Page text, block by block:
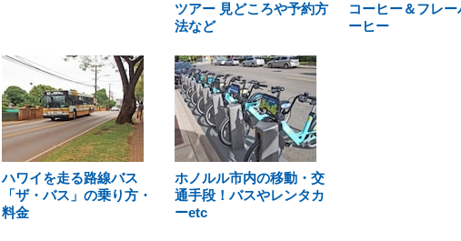
ツアー 見どころや予約方
法など
コーヒー＆フレー
ーヒー
ハワイを走る路線バス
「ザ・バス」の乗り方・
料金
ホノルル市内の移動・交
通手段！バスやレンタカ
ーetc